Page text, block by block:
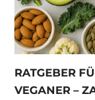
RATGEBER
VEGANER –